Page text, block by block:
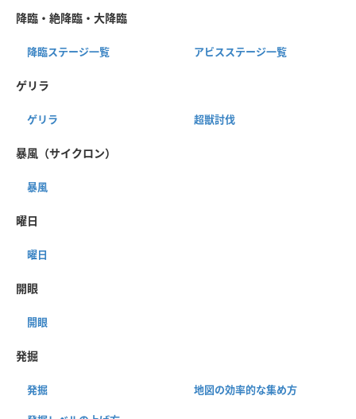
降臨・絶降臨・大降臨
降臨ステージ一覧 アビスステージ一覧
ゲリラ
ゲリラ 超獣討伐
暴風（サイクロン）
暴風
曜日
曜日
開眼
開眼
発掘
発掘 地図の効率的な集め方